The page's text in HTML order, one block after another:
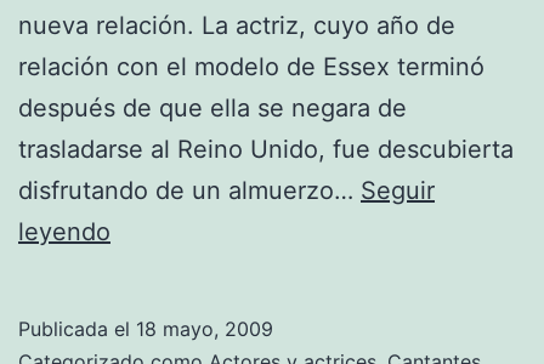
nueva relación. La actriz, cuyo año de
relación con el modelo de Essex terminó
después de que ella se negara de
trasladarse al Reino Unido, fue descubierta
disfrutando de un almuerzo… Seguir
leyendo
su
Publicada el 18 mayo, 2009